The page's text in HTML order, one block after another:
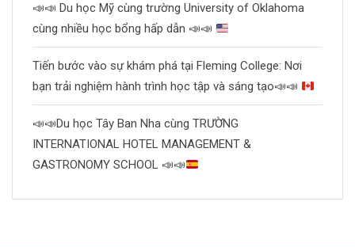
📣📣 Du học Mỹ cùng trường University of Oklahoma
cùng nhiều học bổng hấp dẫn 📣📣
Tiến bước vào sự khám phá tại Fleming College: Nơi
bạn trải nghiệm hành trình học tập và sáng tạo📣📣
📣📣Du học Tây Ban Nha cùng TRƯỜNG
INTERNATIONAL HOTEL MANAGEMENT &
GASTRONOMY SCHOOL 📣📣